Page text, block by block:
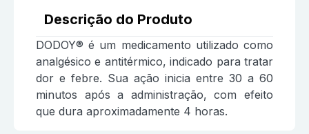
Descrição do Produto
DODOY® é um medicamento utilizado como
analgésico e antitérmico, indicado para tratar
dor e febre. Sua ação inicia entre 30 a 60
minutos após a administração, com efeito
que dura aproximadamente 4 horas.